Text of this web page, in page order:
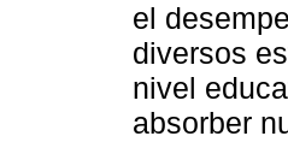
el
diversos
nivel
absorber